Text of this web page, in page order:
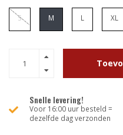
S M L XL
Snelle levering!
Voor 16:00 uur besteld =
dezelfde dag verzonden